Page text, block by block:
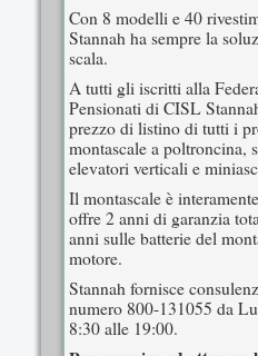
Con 8 modelli e 40
Stannah ha sempre la
scala.
A tutti gli iscritti alla
Pensionati di CISL
prezzo di listino di tutti i
montascale a poltroncina,
elevatori verticali e
Il montascale è
offre 2 anni di garanzia
anni sulle batterie del
motore.
Stannah fornisce
numero 800-131055 da
8:30 alle 19:00.